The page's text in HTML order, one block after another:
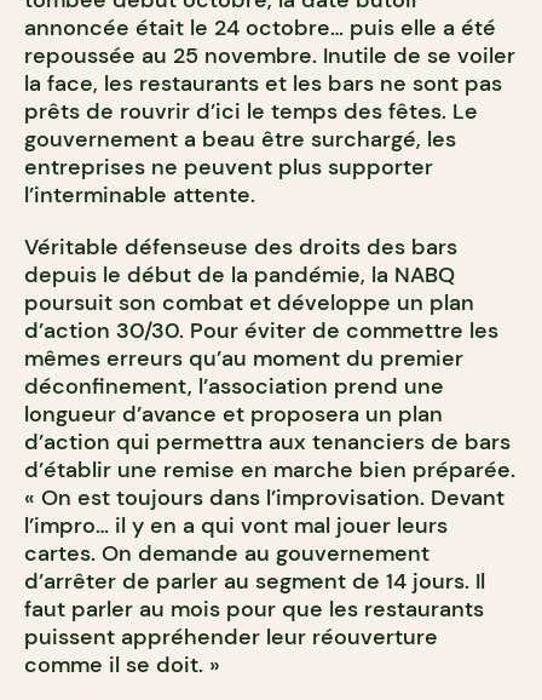
annoncée était le 24 octobre… puis elle a été
repoussée au 25 novembre. Inutile de se voiler
la face, les restaurants et les bars ne sont pas
prêts de rouvrir d’ici le temps des fêtes. Le
gouvernement a beau être surchargé, les
entreprises ne peuvent plus supporter
l’interminable attente.
Véritable défenseuse des droits des bars
depuis le début de la pandémie, la NABQ
poursuit son combat et développe un plan
d’action 30/30. Pour éviter de commettre les
mêmes erreurs qu’au moment du premier
déconfinement, l’association prend une
longueur d’avance et proposera un plan
d’action qui permettra aux tenanciers de bars
d’établir une remise en marche bien préparée.
« On est toujours dans l’improvisation. Devant
l’impro… il y en a qui vont mal jouer leurs
cartes. On demande au gouvernement
d’arrêter de parler au segment de 14 jours. Il
faut parler au mois pour que les restaurants
puissent appréhender leur réouverture
comme il se doit. »